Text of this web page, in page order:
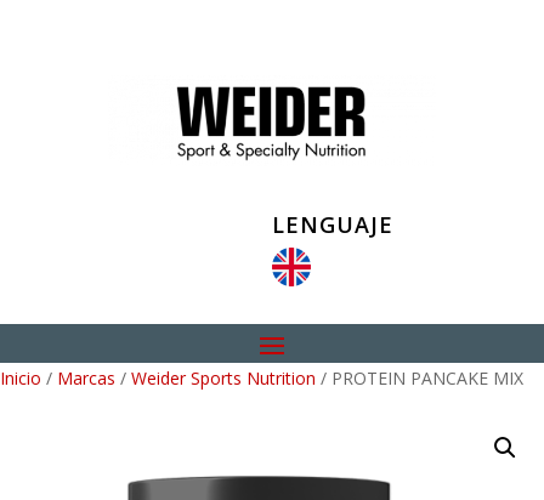
LENGUAJE
Inicio / Marcas / Weider Sports Nutrition / PROTEIN PANCAKE MIX